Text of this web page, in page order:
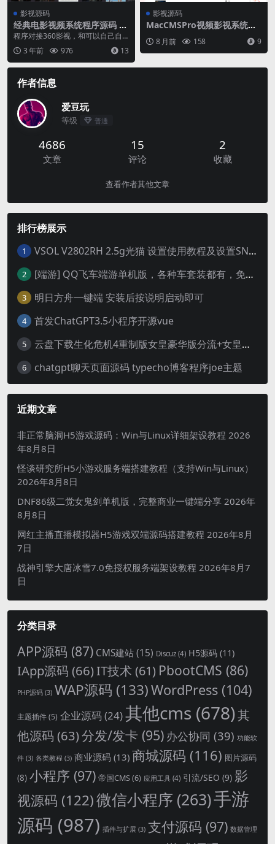
影视源码
经典电影视频系统程序源码 影
视网站源码 程序对接360影视
自定义苹果cms资源站接口
程序对接360影视，和可以自己自
定义苹果cms资源站接口，程序后
端采用layui...
3 年前 976 13
影视源码
MacCMSPro视频影视系统源
8 月前 158 9
作者信息
爱豆玩
等级 普通
4686
文章
15
评论
2
收藏
查看作者其他文章
排行榜展示
1 VSOL V2802RH 2.5g光猫 设置使用教程及设置SN教程-附带稳定固件使用手册等
2 [端游] QQ飞车端游单机版，各种车套装都有，免虚拟机
3 明日方舟一键端 安装后按说明启动即可
4 首发ChatGPT3.5小程序开源vue
5 云盘下载生化危机4重制版女皇豪华版分流+女皇学习补丁+修改器 解压即玩【阿里云盘】
6 chatgpt聊天页面源码 typecho博客程序joe主题
近期文章
非正常脑洞H5游戏源码：Win与Linux详细架设教程 2026
年8月8日
怪谈研究所H5小游戏服务端搭建教程（支持Win与Linux）
2026年8月8日
DNF86级二觉女鬼剑单机版，完整商业一键端分享 2026年
8月8日
网红主播直播模拟器H5游戏双端源码搭建教程 2026年8月
7日
战神引擎大唐冰雪7.0免授权服务端架设教程 2026年8月7
日
分类目录
APP源码 (87) CMS建站 (15) Discuz (4) H5源码 (11)
IApp源码 (66)IT技术 (61) PbootCMS (86)
PHP源码 (3) WAP源码 (133)WordPress (104)
主题插件(5) 企业源码 (24)其他cms (678)其
他源码 (63)分发/发卡 (95) 办公协同 (39) 功能软
件 (3) 各类教程 (3) 商业源码 (13) 商城源码 (116) 图片源码
(8) 小程序 (97) 帝国CMS(6) 应用工具 (4) 引流/SEO (9) 影
视源码 (122)微信小程序 (263)手游
源码 (987) 插件与扩展 (3) 支付源码 (97) 数据管理